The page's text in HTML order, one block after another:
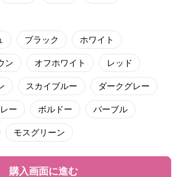
ブラック ホワイト
ン オフホワイト レッド
スカイブルー ダークグレー
ー ボルドー バーブル
モスグリーン
購入画面に進む